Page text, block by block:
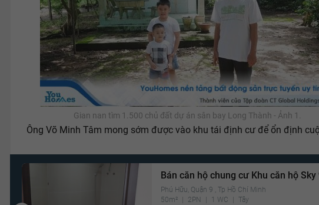
Gian nan tìm 1.500 chủ đất dự án sân bay Long Thành - Ảnh 1.
Ông Võ Minh Tâm mong sớm được vào khu tái định cư để ổn định
Bán căn hộ chung cư Khu căn hộ Sky
Phú Hữu, Quận 9 , Tp Hồ Chí Minh
50m²
2PN 1 WC Tây